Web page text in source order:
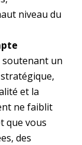
niveau du
soutenant un
et la
ne faiblit
que vous
des